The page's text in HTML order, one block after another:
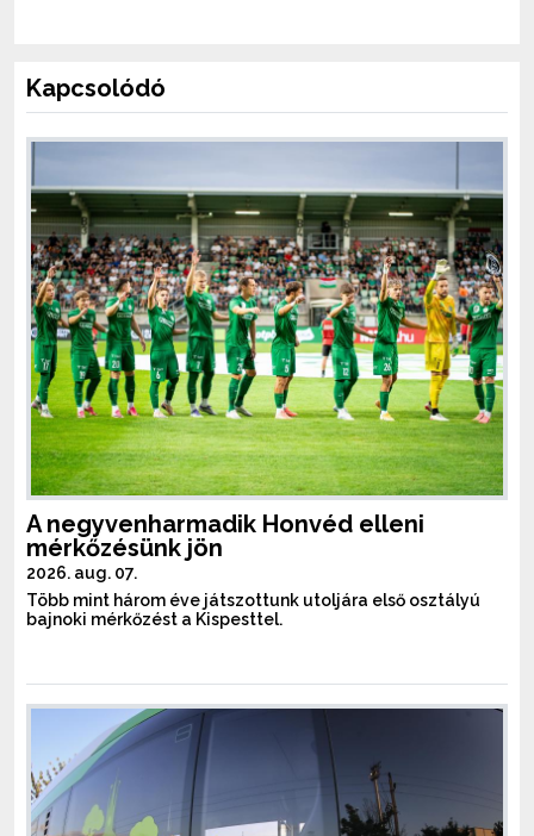
Kapcsolódó
A negyvenharmadik Honvéd elleni
mérkőzésünk jön
2026. aug. 07.
Több mint három éve játszottunk utoljára első osztályú
bajnoki mérkőzést a Kispesttel.